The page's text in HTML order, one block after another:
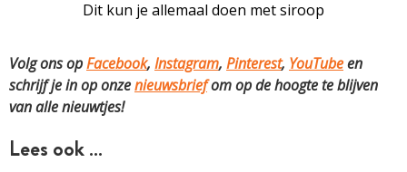
Dit kun je allemaal doen met siroop
Volg ons opFacebook, Instagram, Pinterest, YouTubeen
schrijf je in op onzenieuwsbriefom op de hoogte te blijven
van alle nieuwtjes!
Lees ook …